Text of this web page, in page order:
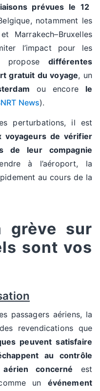
prévues le 12
notamment les
Marrakech–Bruxelles
l’impact pour les
proposedifférentes
gratuit du voyage, un
ou encore le
News).
perturbations, il est
voyageurs de vérifier
de leur compagnie
à l’aéroport, la
au cours de la
grève sur
sont vos
passagers aériens, la
revendications que
peuvent satisfaire
au contrôle
concerné est
un événement